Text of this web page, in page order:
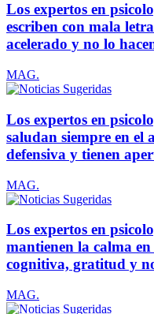
Los expertos en
escriben con mala
acelerado y no lo
MAG.
Los expertos en
saludan siempre en el
defensiva y tienen
MAG.
Los expertos en
mantienen la calma
cognitiva, gratitud y
MAG.